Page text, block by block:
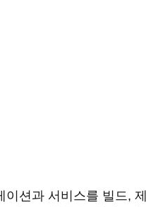
션과 서비스를 빌드, 제